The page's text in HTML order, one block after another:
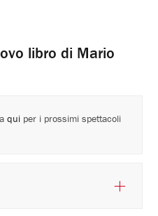
libro di Mario
qui per i prossimi spettacoli